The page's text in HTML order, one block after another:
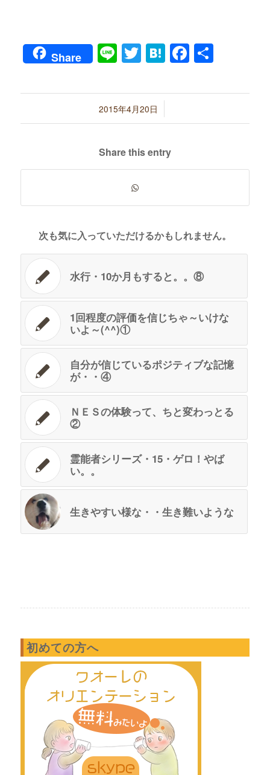
Share LineTwitter
Hatena共
2015年4月20日
/
Share this entry
次も気に入っていただけるかもしれません。
水行・10か月もすると。。⑧
1回程度の評価を信じちゃ～いけな
いよ～(^^)①
自分が信じているポジティブな記憶
が・・④
ＮＥＳの体験って、ちと変わっとる
②
霊能者シリーズ・15・ゲロ！やば
い。。
生きやすい様な・・生き難いような
初めての方へ